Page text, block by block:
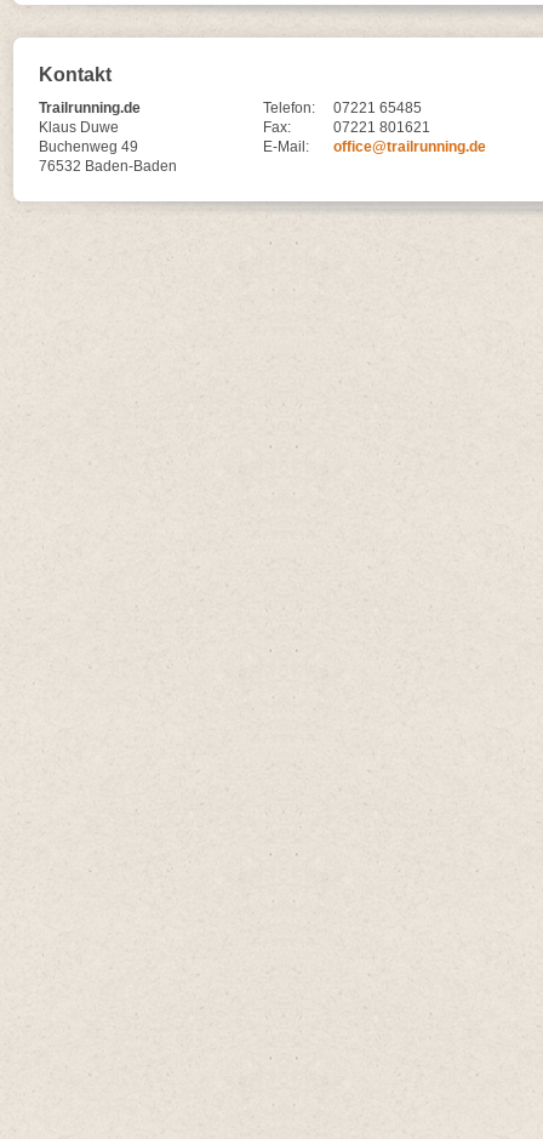
Kontakt
Trailrunning.de
Klaus Duwe
Buchenweg 49
76532 Baden-Baden
Telefon:
07221 65485
Fax:
07221 801621
E-Mail:
office@trailrunning.de